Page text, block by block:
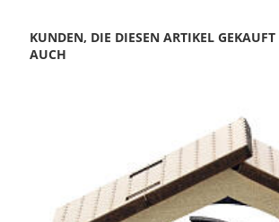
KUNDEN, DIE DIESEN ARTIKEL
AUCH